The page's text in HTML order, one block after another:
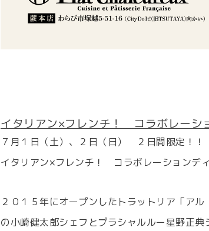
イタリアン×フレンチ！ コラボレーシ
７月１日（土）、２日（日） ２日間限定！！
イタリアン×フレンチ！ コラボレーションデ
２０１５年にオープンしたトラットリア「ア
の小崎健太郎シェフとプラシャルルー星野正典